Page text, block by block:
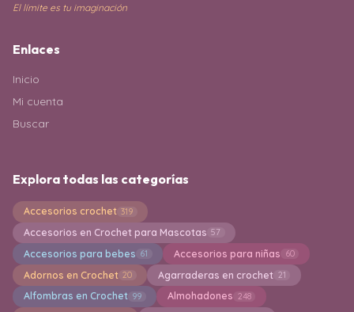
El límite es tu imaginación
Enlaces
Inicio
Mi cuenta
Buscar
Explora todas las categorías
Accesorios crochet 319
Accesorios en Crochet para Mascotas 57
Accesorios para bebes 61 Accesorios para niñas 60
Adornos en Crochet 20 Agarraderas en crochet 21
Alfombras en Crochet 99 Almohadones 248